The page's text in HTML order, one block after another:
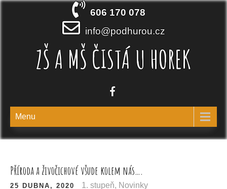
Skip
606 170 078
info@podhurou.cz
ZŠ A MŠ ČISTÁ U HOREK
Menu
Příroda a živočichové všude kolem nás….
25 DUBNA, 2020 1. stupeň, Novinky